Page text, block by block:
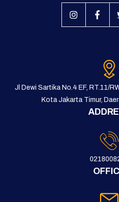
Jl Dewi Sartika No.4 EF, RT.11/
Kota Jakarta Timur,